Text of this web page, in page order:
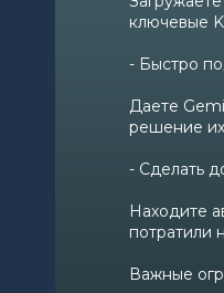
ключевые
- Быстро
Даете
решение
- Сделать
Находите
потратили
Важные